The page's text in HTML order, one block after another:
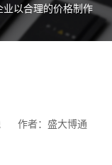
以合理的价格制作
作者：盛大博通